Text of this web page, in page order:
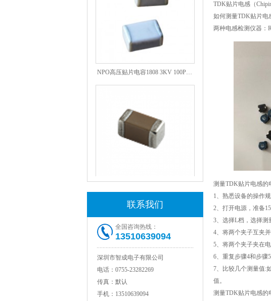
NPO高压贴片电容1808 3KV 100PF J
联系我们
全国咨询热线：
13510639094
深圳市智成电子有限公司
电话： 0755-23282269
传真： 默认
手机： 13510639094
TDK贴片电感（
如何测量TDK贴片电
两种电感检测仪器：
测量TDK贴片电感的
1、熟悉设备的操作
2、打开电源，准备
3、选择L档，选择测
4、将两个夹子互夹并
5、将两个夹子夹在
6、重复步骤4和步骤
7、比较几个测量值:
值。
测量TDK贴片电感的